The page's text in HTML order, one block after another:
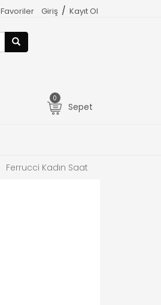
Giriş / Kayıt Ol
Favoriler
0
Sepet
Ferrucci Kadın Saat